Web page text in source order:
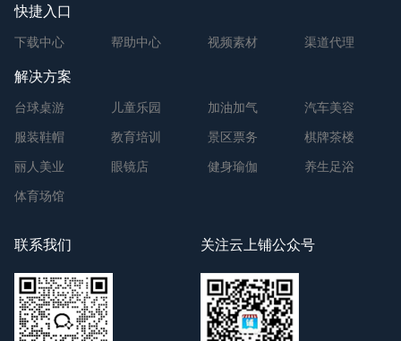
快捷入口
下载中心 帮助中心 视频素材 渠道代理
解决方案
台球桌游 儿童乐园 加油加气
汽车美容
服装鞋帽
教育培训 景区票务
棋牌茶楼
丽人美业
眼镜店 健身瑜伽
养生足浴
体育场馆
联系我们 关注云上铺公众号